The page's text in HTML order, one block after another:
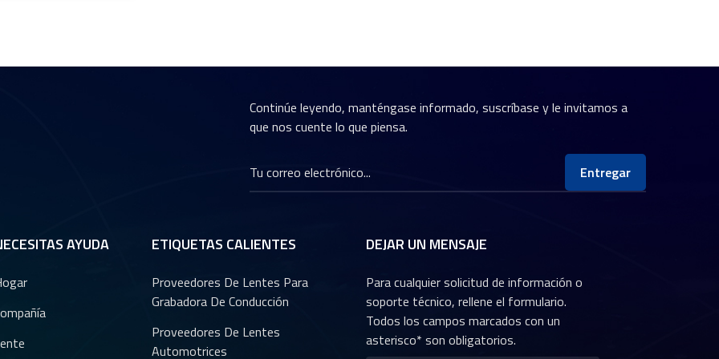
Continúe leyendo, manténgase informado, suscríbase y le invitamos a
que nos cuente lo que piensa.
Entregar
AYUDA ETIQUETAS CALIENTES
Proveedores De Lentes Para
Grabadora De Conducción
Proveedores De Lentes
Automotrices
DEJAR UN MENSAJE
Para cualquier solicitud de información o
soporte técnico, rellene el formulario.
Todos los campos marcados con un
asterisco* son obligatorios.